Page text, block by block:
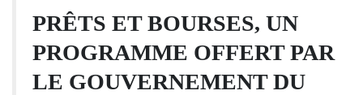
PRÊTS ET BOURSES, UN
PROGRAMME OFFERT PAR
LE GOUVERNEMENT DU